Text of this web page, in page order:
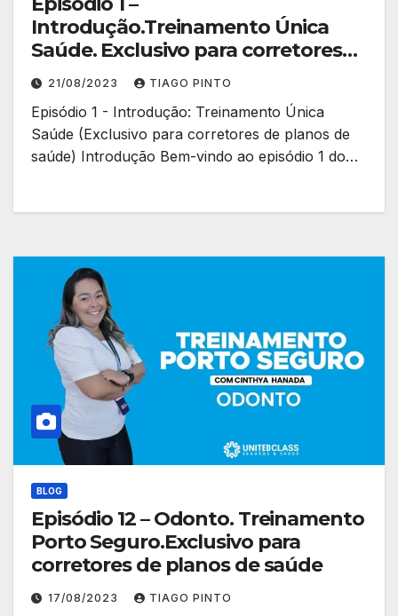
Introdução.Treinamento Única
Saúde. Exclusivo para corretores
de planos de saúde.
21/08/2023 TIAGO PINTO
Episódio 1 - Introdução: Treinamento Única
Saúde (Exclusivo para corretores de planos de
saúde) Introdução Bem-vindo ao episódio 1 do…
BLOG
Episódio 12 – Odonto. Treinamento
Porto Seguro.Exclusivo para
corretores de planos de saúde
17/08/2023 TIAGO PINTO